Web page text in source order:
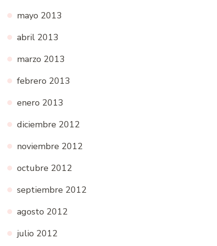
mayo 2013
abril 2013
marzo 2013
febrero 2013
enero 2013
diciembre 2012
noviembre 2012
octubre 2012
septiembre 2012
agosto 2012
julio 2012